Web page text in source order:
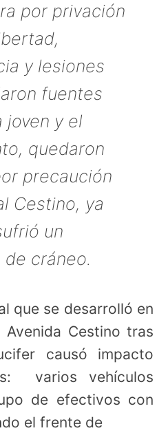
por privación
y lesiones
fuentes
y el
quedaron
precaución
Cestino, ya
un
cráneo.
que se desarrolló en
Cestino tras
causó impacto
varios vehículos
de efectivos con
el frente de